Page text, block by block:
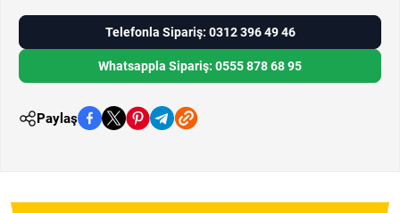
Telefonla Sipariş: 0312 396 49 46
Whatsappla Sipariş: 0555 878 68 95
Paylaş